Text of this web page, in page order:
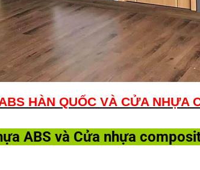
HÀN QUỐC VÀ CỬA NHỰA
ABS và Cửa nhựa